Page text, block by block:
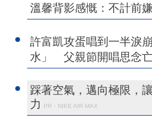
溫馨背影感慨：不計前
許富凱攻蛋唱到一半淚
水」 父親節開唱思念
踩著空氣，邁向極限，
力
PR・NIKE AIR MAX